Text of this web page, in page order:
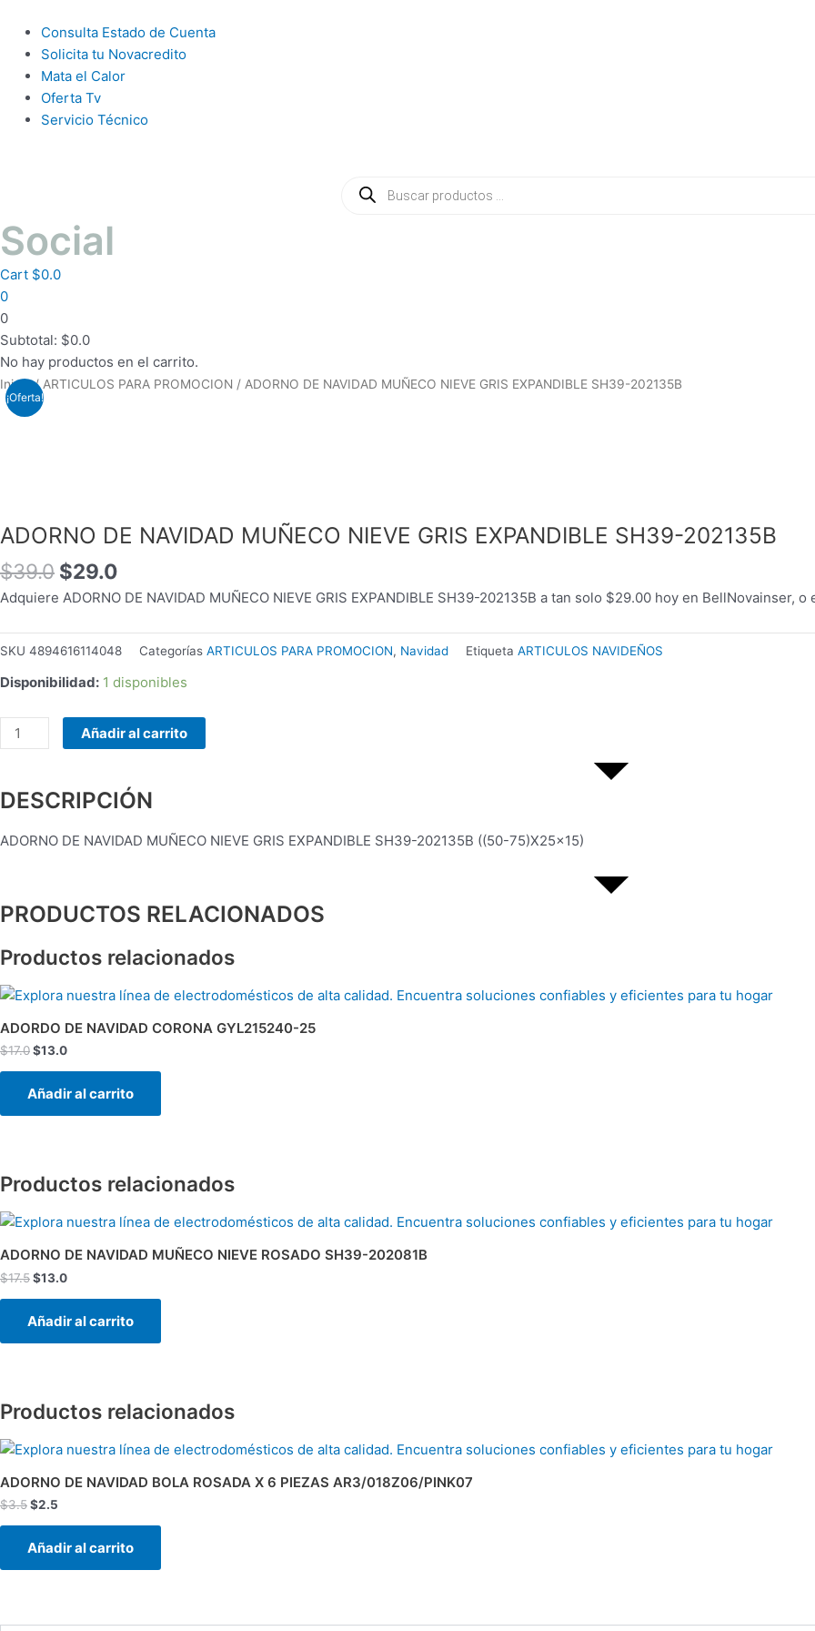
contenido
Main
Menu
Consulta Estado de Cuenta
Solicita tu Novacredito
Mata el Calor
Oferta Tv
Servicio Técnico
productos
Social
Cart $0.0
0
0
Subtotal: $0.0
No hay productos en el carrito.
Inicio/ARTICULOS PARA PROMOCION / ADORNO DE NAVIDAD MUÑECO NIEVE GRIS EXPANDIBLE SH39-202135B
¡Oferta!
ADORNO DE NAVIDAD MUÑECO NIEVE GRIS EXPANDIBLE SH39-202135B
$39.0
El
$29.0
El
Adquiere ADORNO DE NAVIDAD MUÑECO NIEVE GRIS EXPANDIBLE SH39-202135B a tan solo $29.00 hoy en BellNovainser,
SKU 4894616114048 Categorías ARTICULOS PARA PROMOCION, Navidad Etiqueta ARTICULOS NAVIDEÑOS
Disponibilidad: 1 disponibles
PARLANTES
WOOU
12
VARIOS
COLORES
Añadir al carrito
DESCRIPCIÓN
ADORNO DE NAVIDAD MUÑECO NIEVE GRIS EXPANDIBLE SH39-202135B ((50-75)X25x15)
PRODUCTOS RELACIONADOS
Productos relacionados
ADORDO DE NAVIDAD CORONA GYL215240-25
$17.0
El
precio
original
era:
$17.0.
$13.0
El
precio
actual
es:
$13.0.
Añadir al carrito
Productos relacionados
ADORNO DE NAVIDAD MUÑECO NIEVE ROSADO SH39-202081B
$17.5
El
precio
original
era:
$17.5.
$13.0
El
actual
es:
$13.0.
Añadir al carrito
Productos relacionados
ADORNO DE NAVIDAD BOLA ROSADA X 6 PIEZAS AR3/018Z06/PINK07
$3.5
El
precio
original
era:
$3.5.
$2.5
El
precio
actual
es:
Añadir al carrito